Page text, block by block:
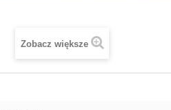
Zobacz większe